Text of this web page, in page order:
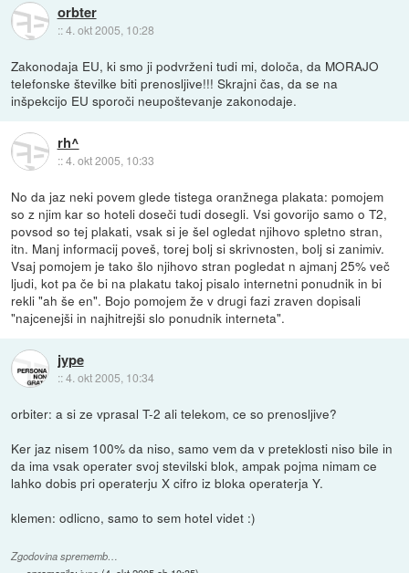
orbter
::4. okt 2005, 10:28
Zakonodaja EU, ki smo ji podvrženi tudi mi, določa, da MORAJO
telefonske številke biti prenosljive!!! Skrajni čas, da se na
inšpekcijo EU sporoči neupoštevanje zakonodaje.
rh^
::4. okt 2005, 10:33
No da jaz neki povem glede tistega oranžnega plakata: pomojem
so z njim kar so hoteli doseči tudi dosegli. Vsi govorijo samo o T2,
povsod so tej plakati, vsak si je šel ogledat njihovo spletno stran,
itn. Manj informacij poveš, torej bolj si skrivnosten, bolj si zanimiv.
Vsaj pomojem je tako šlo njihovo stran pogledat n ajmanj 25% več
ljudi, kot pa če bi na plakatu takoj pisalo internetni ponudnik in bi
rekli "ah še en". Bojo pomojem že v drugi fazi zraven dopisali
"najcenejši in najhitrejši slo ponudnik interneta".
jype
::4. okt 2005, 10:34
orbiter: a si ze vprasal T-2 ali telekom, ce so prenosljive?
Ker jaz nisem 100% da niso, samo vem da v preteklosti niso bile in
da ima vsak operater svoj stevilski blok, ampak pojma nimam ce
lahko dobis pri operaterju X cifro iz bloka operaterja Y.
klemen: odlicno, samo to sem hotel videt :)
Zgodovina sprememb…